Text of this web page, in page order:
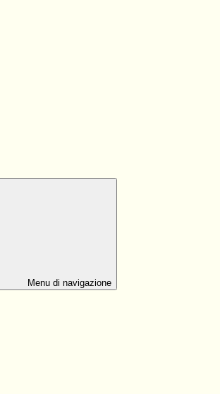
Menu di navigazione